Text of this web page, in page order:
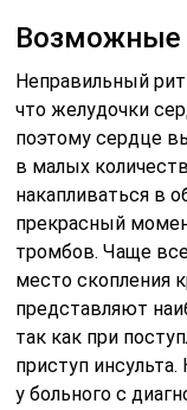
Возможные
Неправильный
что желудочки
поэтому сердце
в малых
накапливаться в
прекрасный
тромбов. Чаще
место скопления
представляют
так как при
приступ
у больного с